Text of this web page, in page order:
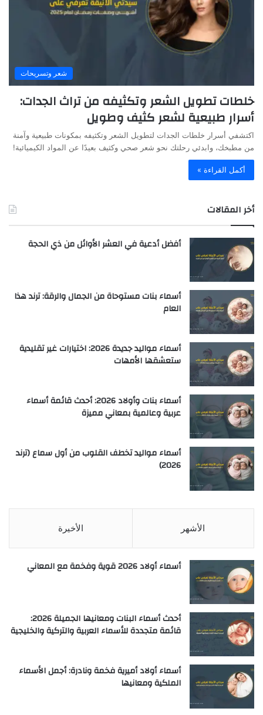
شعر وتسريحات
خلطات تطويل الشعر وتكثيفه من تراث الجدات:
أسرار طبيعية لشعر كثيف وطويل
اكتشفي أسرار خلطات الجدات لتطويل الشعر وتكثيفه بمكونات طبيعية وآمنة
من مطبخك، وابدئي رحلتك نحو شعر صحي وكثيف بعيدًا عن المواد الكيميائية!
أكمل القراءة »
أخر المقالات
أفضل أدعية في العشر الأوائل من ذي الحجة
أسماء بنات مستوحاة من الجمال والرقة: ترند هذا
العام
أسماء مواليد جديدة 2026: اختيارات غير تقليدية
ستعشقها الأمهات
أسماء بنات وأولاد 2026: أحدث قائمة أسماء
عربية وعالمية بمعاني مميزة
أسماء مواليد تخطف القلوب من أول سماع (ترند
2026)
الأشهر الأخيرة
أسماء أولاد 2026 قوية وفخمة مع المعاني
أحدث أسماء البنات ومعانيها الجميلة 2026:
قائمة متجددة للأسماء العربية والتركية والخليجية
أسماء أولاد أميرية فخمة ونادرة: أجمل الأسماء
الملكية ومعانيها